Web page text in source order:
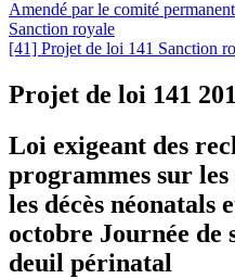
Amendé par le comité permanent
Sanction royale
[41] Projet de loi 141 Sanction
Projet de loi 141
Loi exigeant des
programmes sur les
les décès néonatals
octobre Journée de
deuil périnatal